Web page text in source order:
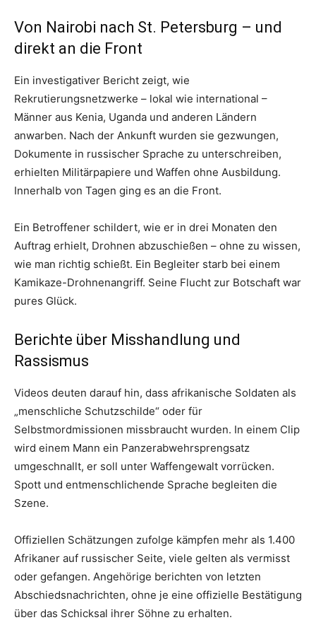
Von Nairobi nach St. Petersburg – und
direkt an die Front
Ein investigativer Bericht zeigt, wie
Rekrutierungsnetzwerke – lokal wie international –
Männer aus Kenia, Uganda und anderen Ländern
anwarben. Nach der Ankunft wurden sie gezwungen,
Dokumente in russischer Sprache zu unterschreiben,
erhielten Militärpapiere und Waffen ohne Ausbildung.
Innerhalb von Tagen ging es an die Front.
Ein Betroffener schildert, wie er in drei Monaten den
Auftrag erhielt, Drohnen abzuschießen – ohne zu wissen,
wie man richtig schießt. Ein Begleiter starb bei einem
Kamikaze-Drohnenangriff. Seine Flucht zur Botschaft war
pures Glück.
Berichte über Misshandlung und
Rassismus
Videos deuten darauf hin, dass afrikanische Soldaten als
„menschliche Schutzschilde“ oder für
Selbstmordmissionen missbraucht wurden. In einem Clip
wird einem Mann ein Panzerabwehrsprengsatz
umgeschnallt, er soll unter Waffengewalt vorrücken.
Spott und entmenschlichende Sprache begleiten die
Szene.
Offiziellen Schätzungen zufolge kämpfen mehr als 1.400
Afrikaner auf russischer Seite, viele gelten als vermisst
oder gefangen. Angehörige berichten von letzten
Abschiedsnachrichten, ohne je eine offizielle Bestätigung
über das Schicksal ihrer Söhne zu erhalten.